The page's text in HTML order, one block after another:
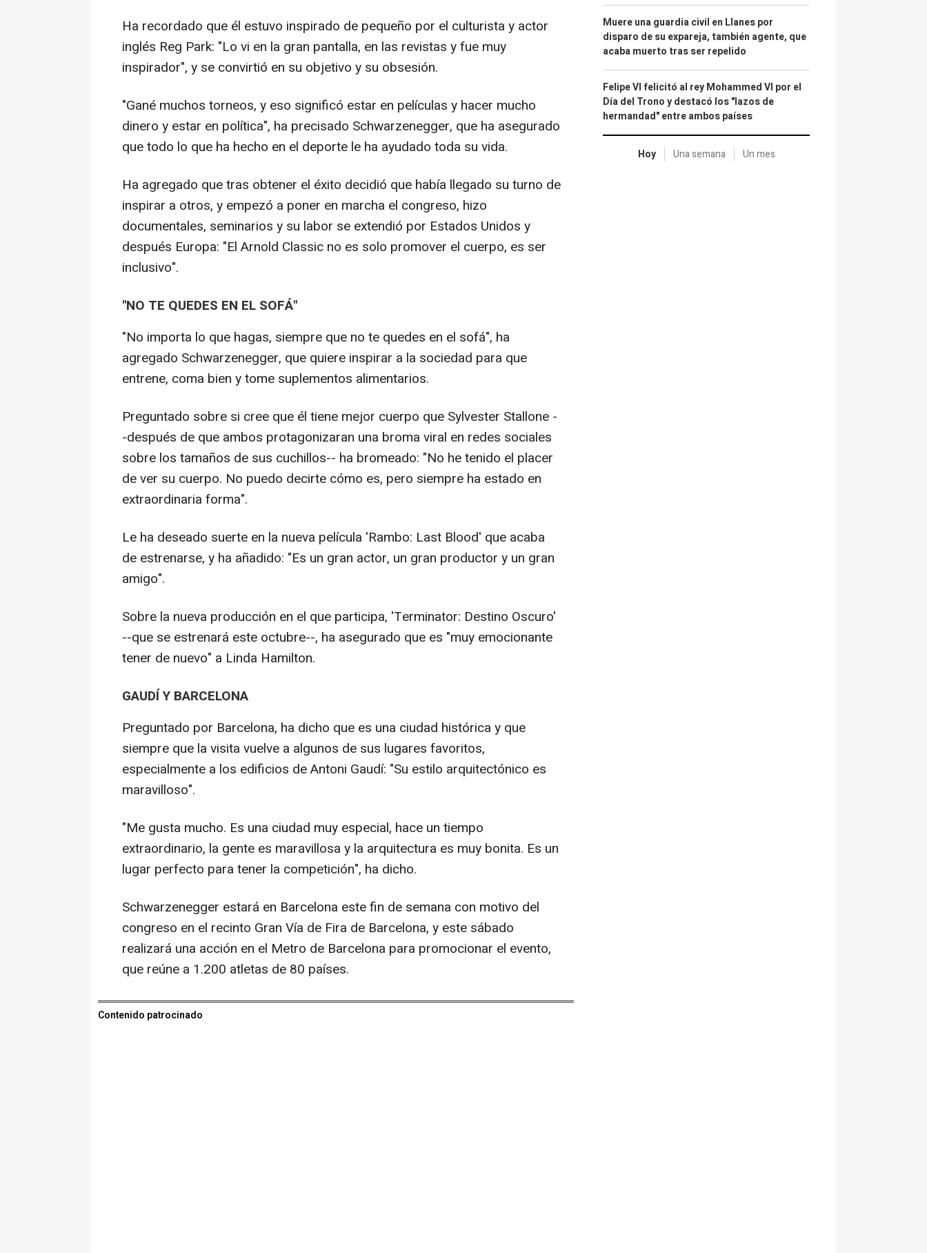
Ha recordado que él estuvo inspirado de pequeño por el culturista y actor
inglés Reg Park: "Lo vi en la gran pantalla, en las revistas y fue muy
inspirador", y se convirtió en su objetivo y su obsesión.
"Gané muchos torneos, y eso significó estar en películas y hacer mucho
dinero y estar en política", ha precisado Schwarzenegger, que ha asegurado
que todo lo que ha hecho en el deporte le ha ayudado toda su vida.
Ha agregado que tras obtener el éxito decidió que había llegado su turno de
inspirar a otros, y empezó a poner en marcha el congreso, hizo
documentales, seminarios y su labor se extendió por Estados Unidos y
después Europa: "El Arnold Classic no es solo promover el cuerpo, es ser
inclusivo".
"NO TE QUEDES EN EL SOFÁ"
"No importa lo que hagas, siempre que no te quedes en el sofá", ha
agregado Schwarzenegger, que quiere inspirar a la sociedad para que
entrene, coma bien y tome suplementos alimentarios.
Preguntado sobre si cree que él tiene mejor cuerpo que Sylvester Stallone -
-después de que ambos protagonizaran una broma viral en redes sociales
sobre los tamaños de sus cuchillos-- ha bromeado: "No he tenido el placer
de ver su cuerpo. No puedo decirte cómo es, pero siempre ha estado en
extraordinaria forma".
Le ha deseado suerte en la nueva película 'Rambo: Last Blood' que acaba
de estrenarse, y ha añadido: "Es un gran actor, un gran productor y un gran
amigo".
Sobre la nueva producción en el que participa, 'Terminator: Destino Oscuro'
--que se estrenará este octubre--, ha asegurado que es "muy emocionante
tener de nuevo" a Linda Hamilton.
GAUDÍ Y BARCELONA
Preguntado por Barcelona, ha dicho que es una ciudad histórica y que
siempre que la visita vuelve a algunos de sus lugares favoritos,
especialmente a los edificios de Antoni Gaudí: "Su estilo arquitectónico es
maravilloso".
"Me gusta mucho. Es una ciudad muy especial, hace un tiempo
extraordinario, la gente es maravillosa y la arquitectura es muy bonita. Es un
lugar perfecto para tener la competición", ha dicho.
Schwarzenegger estará en Barcelona este fin de semana con motivo del
congreso en el recinto Gran Vía de Fira de Barcelona, y este sábado
realizará una acción en el Metro de Barcelona para promocionar el evento,
que reúne a 1.200 atletas de 80 países.
Contenido patrocinado
Muere una guardia civil en Llanes por
disparo de su expareja, también agente, que
acaba muerto tras ser repelido
Felipe VI felicitó al rey Mohammed VI por el
Día del Trono y destacó los "lazos de
hermandad" entre ambos países
Hoy Una semana Un mes